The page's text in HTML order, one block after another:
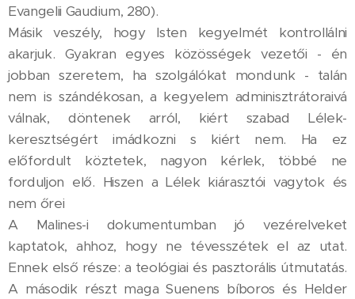
Evangelii Gaudium, 280).
Másik veszély, hogy Isten kegyelmét kontrollálni
akarjuk. Gyakran egyes közösségek vezetői - én
jobban szeretem, ha szolgálókat mondunk - talán
nem is szándékosan, a kegyelem adminisztrátoraivá
válnak, döntenek arról, kiért szabad Lélek-
keresztségért imádkozni s kiért nem. Ha ez
előfordult köztetek, nagyon kérlek, többé ne
forduljon elő. Hiszen a Lélek kiárasztói vagytok és
nem őrei
A Malines-i dokumentumban jó vezérelveket
kaptatok, ahhoz, hogy ne tévesszétek el az utat.
Ennek első része: a teológiai és pasztorális útmutatás.
A második részt maga Suenens bíboros és Helder